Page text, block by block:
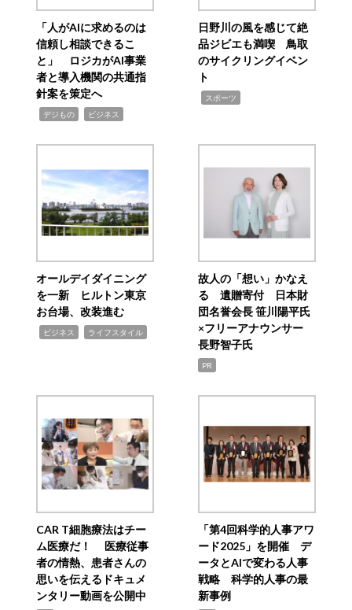
「人がAIに求めるのは
信頼し相談できるこ
と」 ロジカがAI事業
者と導入機関の共通指
針案を策定へ
デジもの ビジネス
日野川の風を感じて絶
品ジビエも満喫 鳥取
のサイクリングイベン
ト
スポーツ
オールデイダイニング
を一新 ヒルトン東京
お台場、改装進む
ビジネス ライフスタイル
故人の「想い」かなえ
る 遺贈寄付 日本財
団名誉会長 笹川陽平氏
×フリーアナウンサー
長野智子氏
PR
CAR T細胞療法はチー
ム医療だ！ 医療従事
者の情熱、患者さんの
思いを伝えるドキュメ
ンタリー動画を公開中
「第4回科学的人事アワ
ード2025」を開催 デ
ータとAIで変わる人事
戦略 科学的人事の最
新事例